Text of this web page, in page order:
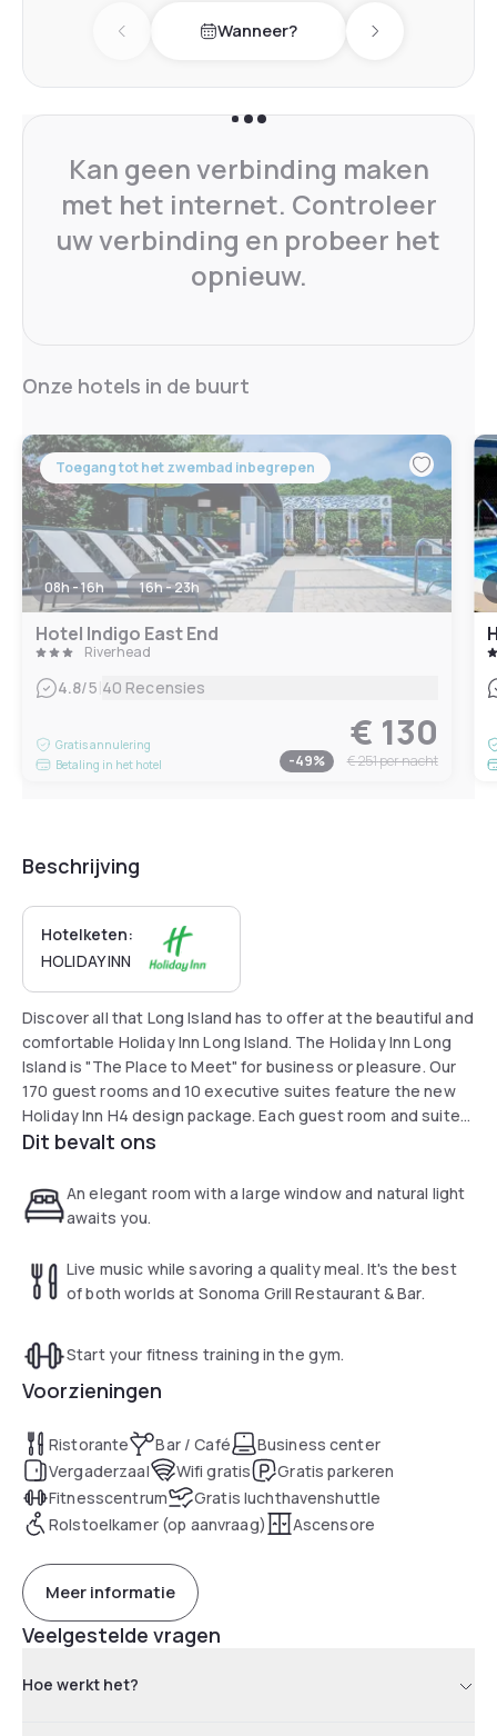
Previous dayWanneer? Next day
Kan geen verbinding maken
met het internet. Controleer
uw verbinding en probeer het
opnieuw.
Onze hotels in de buurt
Toegang tot het zwembad inbegrepen
08h - 16h 16h - 23h
Hotel Indigo East End
Riverhead
4.8/5 40 Recensies
Gratis annulering
Betaling in het hotel
€ 130
-49% € 251per nacht
Beschrijving
Hotelketen:
HOLIDAY INN
Discover all that Long Island has to offer at the beautiful and
comfortable Holiday Inn Long Island. The Holiday Inn Long
Island is "The Place to Meet" for business or pleasure. Our
170 guest rooms and 10 executive suites feature the new
Holiday Inn H4 design package. Each guest room and suite
offers all the amenities you have come to expect from
mobile work desk, ergonomic chairs and 55" flat-screen
TVs.
Dit bevalt ons
An elegant room with a large window and natural light
awaits you.
Live music while savoring a quality meal. It's the best
of both worlds at Sonoma Grill Restaurant & Bar.
Start your fitness training in the gym.
Voorzieningen
Ristorante Bar / Café
Business center
Vergaderzaal
Wifi gratis
Gratis parkeren
Fitnesscentrum
Gratis luchthavenshuttle
Rolstoelkamer (op aanvraag)
Ascensore
Meer informatie
Veelgestelde vragen
Hoe werkt het?